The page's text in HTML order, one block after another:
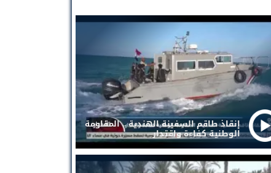
إنقاذ طاقم السفينة الهندية .. المقاومة
الوطنية كفاءة واقتدار